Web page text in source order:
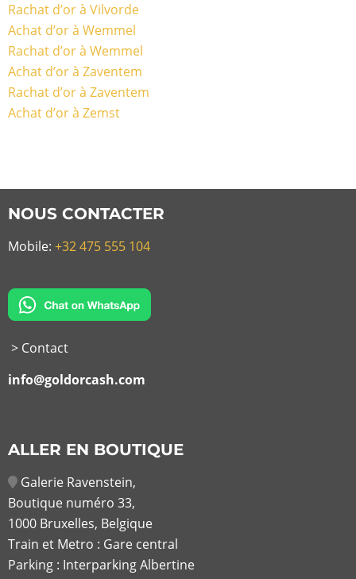
Rachat d’or à Vilvorde
Achat d’or à Wemmel
Rachat d’or à Wemmel
Achat d’or à Zaventem
Rachat d’or à Zaventem
Achat d’or à Zemst
NOUS CONTACTER
Mobile: +32 475 555 104
> Contact
info@goldorcash.com
ALLER EN BOUTIQUE
Galerie Ravenstein,
Boutique numéro 33,
1000 Bruxelles, Belgique
Train et Metro : Gare central
Parking : Interparking Albertine